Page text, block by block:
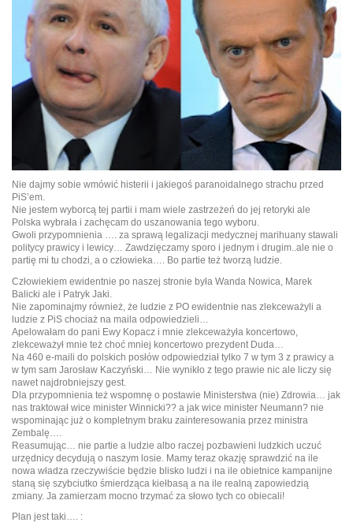
Nie dajmy sobie wmówić histerii i jakiegoś paranoidalnego strachu przed
PiS’em.
Nie jestem wyborcą tej partii i mam wiele zastrzeżeń do jej retoryki ale
Polska wybrała i zachęcam do uszanowania tego wyboru.
Gwoli przypomnienia …. za sprawą legalizacji medycznej marihuany stawali
politycy prawicy i lewicy… Zawdzięczamy sporo i jednym i drugim..ale nie o
partię mi tu chodzi, a o człowieka…. Bo partie też tworzą ludzie.
Człowiekiem ewidentnie po naszej stronie była Wanda Nowica, Marek
Balicki ale i Patryk Jaki.
Nie zapominajmy również, że ludzie z PO ewidentnie nas zlekceważyli a
ludzie z PiS chociaż na maila odpowiedzieli…
Apelowałam do pani Ewy Kopacz i mnie zlekceważyła koncertowo,
zlekceważył mnie też choć mniej koncertowo prezydent Duda…
Na 460 e-maili do polskich posłów odpowiedział tylko 7 w tym 3 z prawicy a
w tym sam Jarosław Kaczyński… Nie wynikło z tego prawie nic ale liczy się
nawet najdrobniejszy gest.
Dla przypomnienia też wspomnę o postawie Ministerstwa (nie) Zdrowia… jak
nas traktował wice minister Winnicki?? a jak wice minister Neumann? nie
wspominając już o kompletnym braku zainteresowania przez ministra
Zembalę….
Reasumując… nie partie a ludzie albo raczej pozbawieni ludzkich uczuć
urzędnicy decydują o naszym losie. Mamy teraz okazję sprawdzić na ile
nowa władza rzeczywiście będzie blisko ludzi i na ile obietnice kampanijne
staną się szybciutko śmierdząca kiełbasą a na ile realną zapowiedzią
zmiany. Ja zamierzam mocno trzymać za słowo tych co obiecali!
Plan jest taki…. :